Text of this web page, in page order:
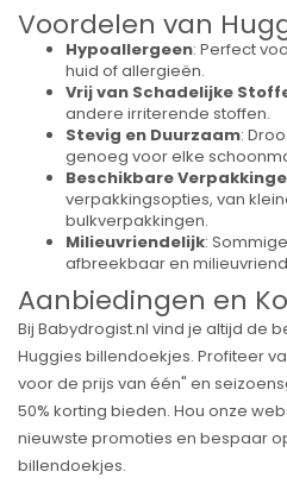
Voordelen van
Hypoallergeen: Perfect
huid of allergieën.
Vrij van Schadelijke
andere irriterende stoffen.
Stevig en Duurzaam:
genoeg voor elke
Beschikbare
verpakkingsopties, van
bulkverpakkingen.
Milieuvriendelijk:
afbreekbaar en
Aanbiedingen en
Bij Babydrogist.nl vind je altijd de
Huggies billendoekjes. Profiteer
voor de prijs van één" en
50% korting bieden. Hou onze
nieuwste promoties en bespaar
billendoekjes.